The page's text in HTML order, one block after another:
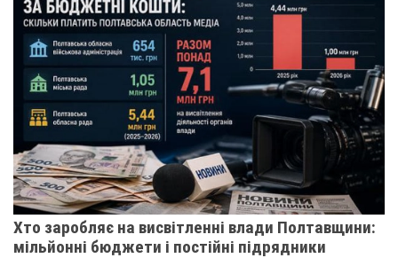
Хто заробляє на висвітленні влади Полтавщини:
мільйонні бюджети і постійні підрядники